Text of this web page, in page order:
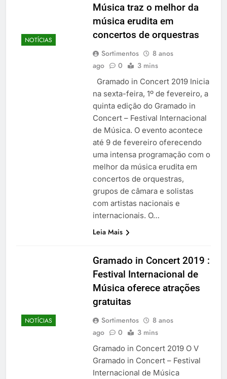
NOTÍCIAS
Música traz o melhor da
música erudita em
concertos de orquestras
Sortimentos
8 anos
ago
0 3 mins
Gramado in Concert 2019 Inicia
na sexta-feira, 1º de fevereiro, a
quinta edição do Gramado in
Concert – Festival Internacional
de Música. O evento acontece
até 9 de fevereiro oferecendo
uma intensa programação com o
melhor da música erudita em
concertos de orquestras,
grupos de câmara e solistas
com artistas nacionais e
internacionais. O…
Leia Mais
NOTÍCIAS
Gramado in Concert 2019 :
Festival Internacional de
Música oferece atrações
gratuitas
Sortimentos
8 anos
ago
0 3 mins
Gramado in Concert 2019 O V
Gramado in Concert – Festival
Internacional de Música